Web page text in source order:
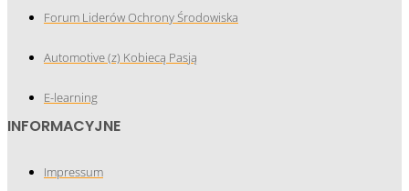
Forum Liderów Ochrony Środowiska
Automotive (z) Kobiecą Pasją
E-learning
INFORMACYJNE
Impressum